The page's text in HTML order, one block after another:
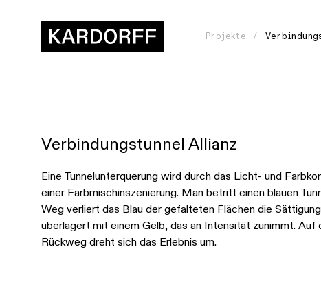
Projekte
Verbindungstunnel Allianz
Eine Tunnelunterquerung wird durch das Licht- und
einer Farbmischinszenierung. Man betritt einen blauen
Weg verliert das Blau der gefalteten Flächen die
überlagert mit einem Gelb, das an Intensität zunimmt. Auf
Rückweg dreht sich das Erlebnis um.
Wie
gehen
wir
vor?